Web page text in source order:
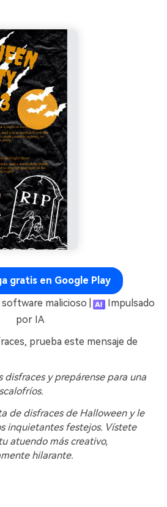
gratis en Google Play
malicioso |
Impulsado
por IA
prueba este mensaje de
disfraces y prepárense para una
de disfraces de Halloween y le
inquietantes festejos. Vístete
atuendo más creativo,
hilarante.